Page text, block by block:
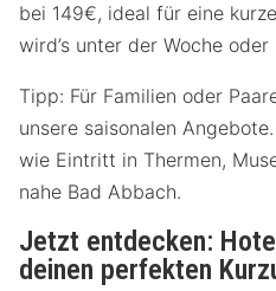
bei 149€, ideal für eine
wird’s unter der Woche
Tipp: Für Familien oder
unsere saisonalen
wie Eintritt in Thermen,
nahe Bad Abbach.
Jetzt entdecken:
deinen perfekten